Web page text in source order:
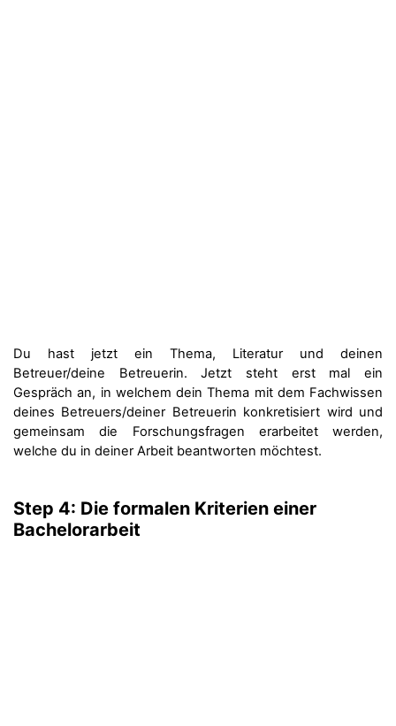
Du hast jetzt ein Thema, Literatur und deinen
Betreuer/deine Betreuerin. Jetzt steht erst mal ein
Gespräch an, in welchem dein Thema mit dem Fachwissen
deines Betreuers/deiner Betreuerin konkretisiert wird und
gemeinsam die Forschungsfragen erarbeitet werden,
welche du in deiner Arbeit beantworten möchtest.
Step 4: Die formalen Kriterien einer
Bachelorarbeit